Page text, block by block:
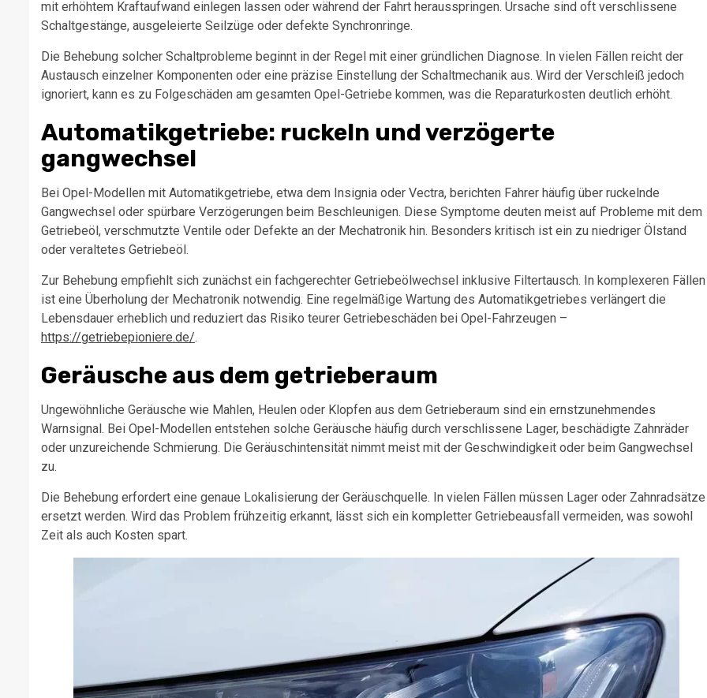
mit erhöhtem Kraftaufwand einlegen lassen oder während der Fahrt herausspringen. Ursache sind oft verschlissene
Schaltgestänge, ausgeleierte Seilzüge oder defekte Synchronringe.
Die Behebung solcher Schaltprobleme beginnt in der Regel mit einer gründlichen Diagnose. In vielen Fällen reicht der
Austausch einzelner Komponenten oder eine präzise Einstellung der Schaltmechanik aus. Wird der Verschleiß jedoch
ignoriert, kann es zu Folgeschäden am gesamten Opel-Getriebe kommen, was die Reparaturkosten deutlich erhöht.
Automatikgetriebe: ruckeln und verzögerte
gangwechsel
Bei Opel-Modellen mit Automatikgetriebe, etwa dem Insignia oder Vectra, berichten Fahrer häufig über ruckelnde
Gangwechsel oder spürbare Verzögerungen beim Beschleunigen. Diese Symptome deuten meist auf Probleme mit dem
Getriebeöl, verschmutzte Ventile oder Defekte an der Mechatronik hin. Besonders kritisch ist ein zu niedriger Ölstand
oder veraltetes Getriebeöl.
Zur Behebung empfiehlt sich zunächst ein fachgerechter Getriebeölwechsel inklusive Filtertausch. In komplexeren Fällen
ist eine Überholung der Mechatronik notwendig. Eine regelmäßige Wartung des Automatikgetriebes verlängert die
Lebensdauer erheblich und reduziert das Risiko teurer Getriebeschäden bei Opel-Fahrzeugen –
https://getriebepioniere.de/.
Geräusche aus dem getrieberaum
Ungewöhnliche Geräusche wie Mahlen, Heulen oder Klopfen aus dem Getrieberaum sind ein ernstzunehmendes
Warnsignal. Bei Opel-Modellen entstehen solche Geräusche häufig durch verschlissene Lager, beschädigte Zahnräder
oder unzureichende Schmierung. Die Geräuschintensität nimmt meist mit der Geschwindigkeit oder beim Gangwechsel
zu.
Die Behebung erfordert eine genaue Lokalisierung der Geräuschquelle. In vielen Fällen müssen Lager oder Zahnradsätze
ersetzt werden. Wird das Problem frühzeitig erkannt, lässt sich ein kompletter Getriebeausfall vermeiden, was sowohl
Zeit als auch Kosten spart.